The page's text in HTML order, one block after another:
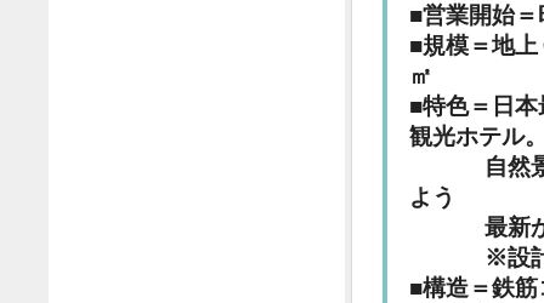
■営業開始
■規模＝地
㎡
■特色＝日
観光ホテル
自然景観
よう
最新かつ
※設計は
■構造＝鉄